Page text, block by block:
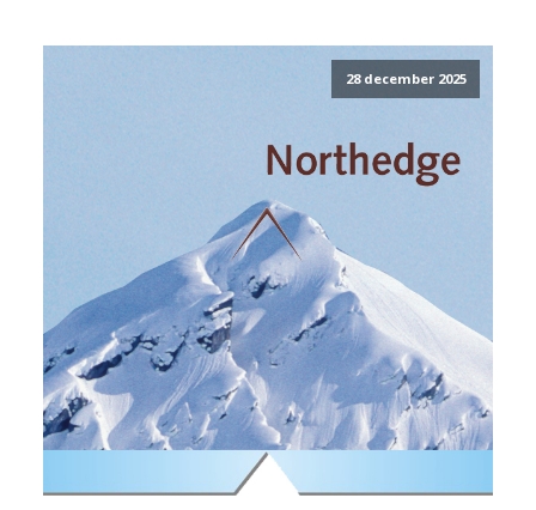
28 december 2025